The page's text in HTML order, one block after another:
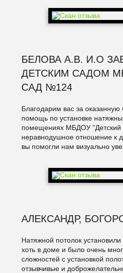
БЕЛОВА А.В. И.О
ДЕТСКИМ САДОМ
САД №124
Благодарим вас за оказанную
помощь по установке
помещениях МБДОУ "Детский
неравнодушное отношение к
вы помогли нам визуально
АЛЕКСАНДР,
Натяжной потолок установили
хоть в доме и было очень
сложностей с установкой
отзывчивые и